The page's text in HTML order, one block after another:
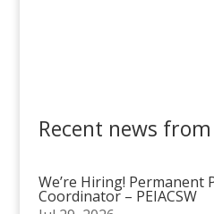
Recent news from
We’re Hiring! Permanent
Coordinator – PEIACSW